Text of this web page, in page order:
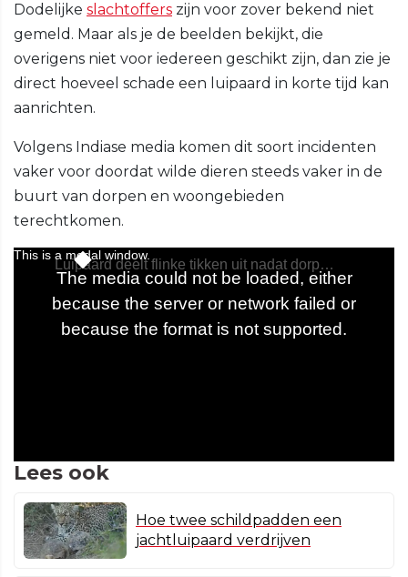
Dodelijke slachtoffers zijn voor zover bekend niet
gemeld. Maar als je de beelden bekijkt, die
overigens niet voor iedereen geschikt zijn, dan zie je
direct hoeveel schade een luipaard in korte tijd kan
aanrichten.
Volgens Indiase media komen dit soort incidenten
vaker voor doordat wilde dieren steeds vaker in de
buurt van dorpen en woongebieden
terechtkomen.
Lees ook
Hoe twee schildpadden een
jachtluipaard verdrijven